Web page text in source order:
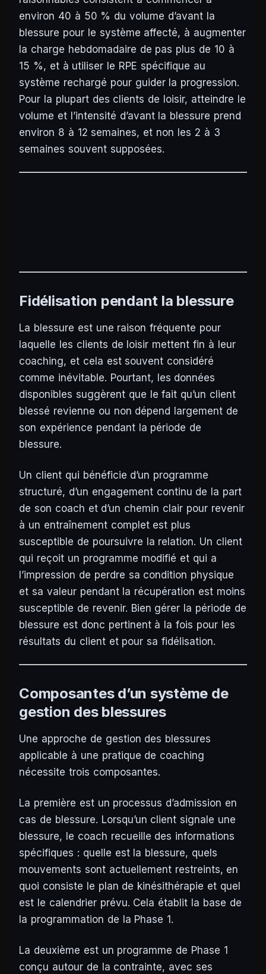
environ 40 à 50 % du volume d’avant la
blessure pour le système affecté, à augmenter
la charge hebdomadaire de pas plus de 10 à
15 %, et à utiliser le RPE spécifique au
système rechargé pour guider la progression.
Pour la plupart des clients de loisir, atteindre le
volume et l’intensité d’avant la blessure prend
environ 8 à 12 semaines, et non les 2 à 3
semaines souvent supposées.
Fidélisation pendant la blessure
La blessure est une raison fréquente pour
laquelle les clients de loisir mettent fin à leur
coaching, et cela est souvent considéré
comme inévitable. Pourtant, les données
disponibles suggèrent que le fait qu’un client
blessé revienne ou non dépend largement de
son expérience pendant la période de
blessure.
Un client qui bénéficie d’un programme
structuré, d’un engagement continu de la part
de son coach et d’un chemin clair pour revenir
à un entraînement complet est plus
susceptible de poursuivre la relation. Un client
qui reçoit un programme modifié et qui a
l’impression de perdre sa condition physique
et sa valeur pendant la récupération est moins
susceptible de revenir. Bien gérer la période de
blessure est donc pertinent à la fois pour les
résultats du client et pour sa fidélisation.
Composantes d’un système de
gestion des blessures
Une approche de gestion des blessures
applicable à une pratique de coaching
nécessite trois composantes.
La première est un processus d’admission en
cas de blessure. Lorsqu’un client signale une
blessure, le coach recueille des informations
spécifiques : quelle est la blessure, quels
mouvements sont actuellement restreints, en
quoi consiste le plan de kinésithérapie et quel
est le calendrier prévu. Cela établit la base de
la programmation de la Phase 1.
La deuxième est un programme de Phase 1
conçu autour de la contrainte, avec ses